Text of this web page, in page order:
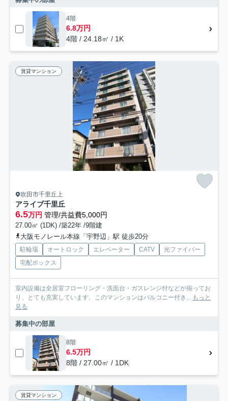
4階
6.8万円
4階 / 24.18㎡ / 1K
賃貸マンション
吹田市千里丘上
アライブ千里丘
6.5万円 管理/共益費5,000円
27.00㎡ (1DK) /築22年 /9階建
大阪モノレール本線「宇野辺」駅 徒歩20分
駐輪場 オートロック エレベーター CATV
光ファイバー
宅配ボックス
室内設備は全居室フローリング・洗面台・ガスレンジ付などが揃ってお
り、とても充実しています。このマンションはバルコニー付き... もっと
見る
募集中の部屋
8階
6.5万円
8階 / 27.00㎡ / 1DK
賃貸マンション